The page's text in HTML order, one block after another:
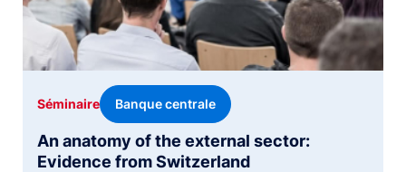
An anatomy of the external sector:
Evidence from Switzerland
Séminaire Banque centrale